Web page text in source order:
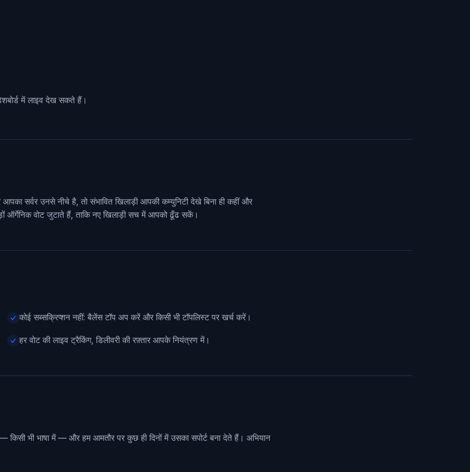
में लाइव देख सकते हैं।
सर्वर उनसे नीचे है, तो संभावित खिलाड़ी आपकी कम्युनिटी देखे बिना ही कहीं और
ऑर्गेनिक वोट जुटाते हैं, ताकि नए खिलाड़ी सच में आपको ढूँढ सकें।
कोई सब्सक्रिप्शन नहीं: बैलेंस टॉप अप करें और किसी भी टॉपलिस्ट पर खर्च करें।
हर वोट की लाइव ट्रैकिंग, डिलीवरी की रफ़्तार आपके नियंत्रण में।
किसी भी भाषा में — और हम आमतौर पर कुछ ही दिनों में उसका सपोर्ट बना देते हैं। अभियान